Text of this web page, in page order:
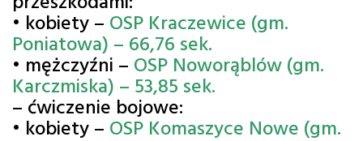
• kobiety – OSP Kraczewice (gm.
Poniatowa) – 66,76 sek.
• mężczyźni – OSP Noworąblów (gm.
Karczmiska) – 53,85 sek.
– ćwiczenie bojowe:
• kobiety – OSP Komaszyce Nowe (gm.